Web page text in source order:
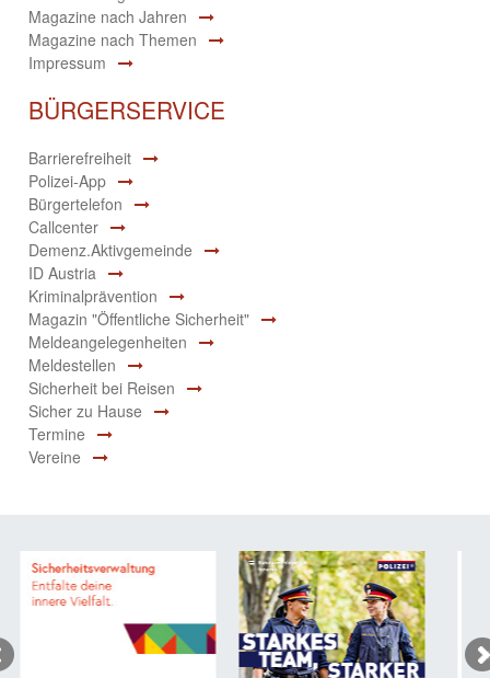
Magazine nach Jahren
Magazine nach Themen
Impressum
BÜRGERSERVICE
Barrierefreiheit
Polizei-App
Bürgertelefon
Callcenter
Demenz.Aktivgemeinde
ID Austria
Kriminalprävention
Magazin "Öffentliche Sicherheit"
Meldeangelegenheiten
Meldestellen
Sicherheit bei Reisen
Sicher zu Hause
Termine
Vereine